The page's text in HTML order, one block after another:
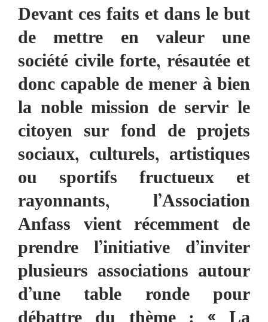
Devant ces faits et dans le but
de mettre en valeur une
société civile forte, résautée et
donc capable de mener à bien
la noble mission de servir le
citoyen sur fond de projets
sociaux, culturels, artistiques
ou sportifs fructueux et
rayonnants, l’Association
Anfass vient récemment de
prendre l’initiative d’inviter
plusieurs associations autour
d’une table ronde pour